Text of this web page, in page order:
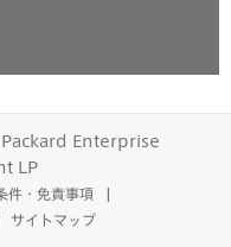
Enterprise
LP
件・免責事項
サイトマップ